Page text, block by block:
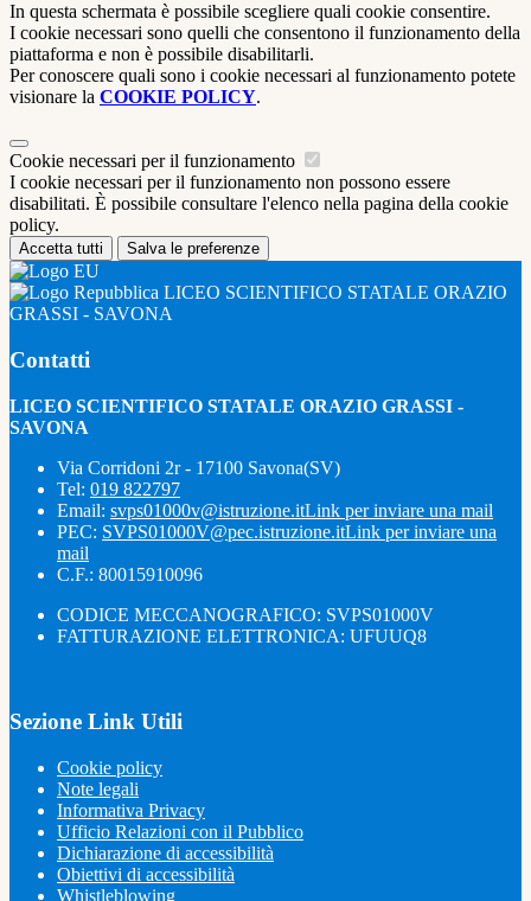
In questa schermata è possibile scegliere quali cookie consentire.
I cookie necessari sono quelli che consentono il funzionamento della
piattaforma e non è possibile disabilitarli.
Per conoscere quali sono i cookie necessari al funzionamento potete
visionare la COOKIE POLICY.
Cookie necessari per il funzionamento
I cookie necessari per il funzionamento non possono essere
disabilitati. È possibile consultare l'elenco nella pagina della cookie
policy.
Accetta tutti Salva le preferenze
LICEO SCIENTIFICO STATALE ORAZIO
GRASSI - SAVONA
Contatti
LICEO SCIENTIFICO STATALE ORAZIO GRASSI -
SAVONA
Via Corridoni 2r - 17100 Savona(SV)
Tel: 019 822797
Email: svps01000v@istruzione.itLink per inviare una mail
PEC: SVPS01000V@pec.istruzione.itLink per inviare una
mail
C.F.: 80015910096
CODICE MECCANOGRAFICO: SVPS01000V
FATTURAZIONE ELETTRONICA: UFUUQ8
Sezione Link Utili
Cookie policy
Note legali
Informativa Privacy
Ufficio Relazioni con il Pubblico
Dichiarazione di accessibilità
Obiettivi di accessibilità
Whistleblowing